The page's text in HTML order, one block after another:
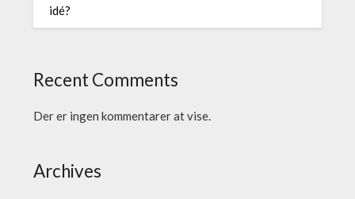
idé?
Recent Comments
Der er ingen kommentarer at vise.
Archives